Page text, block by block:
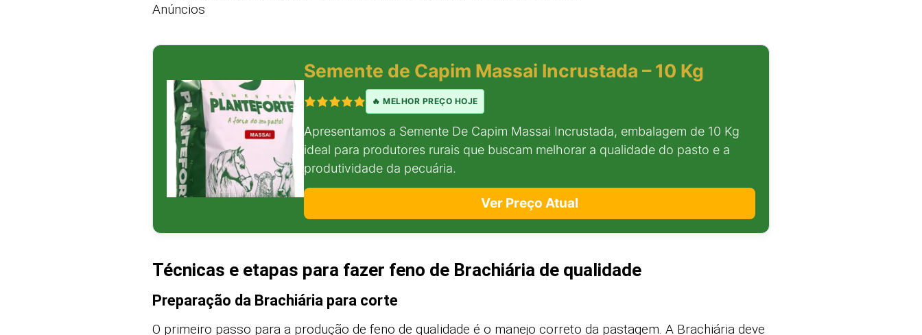
Anúncios
Semente de Capim Massai Incrustada – 10 Kg
🔥 MELHOR PREÇO HOJE
Apresentamos a Semente De Capim Massai Incrustada, embalagem de 10 Kg
ideal para produtores rurais que buscam melhorar a qualidade do pasto e a
produtividade da pecuária.
Ver Preço Atual
Técnicas e etapas para fazer feno de Brachiária de qualidade
Preparação da Brachiária para corte
O primeiro passo para a produção de feno de qualidade é o manejo correto da pastagem. A Brachiária deve